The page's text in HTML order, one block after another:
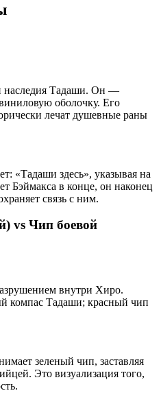
наследия Тадаши. Он —
оболочку. Его
лечат душевные раны
«Тадаши здесь», указывая на
Бэймакса в конце, он наконец
связь с ним.
vs Чип боевой
внутри Хиро.
компас Тадаши; красный чип
зеленый чип, заставляя
Это визуализация того,